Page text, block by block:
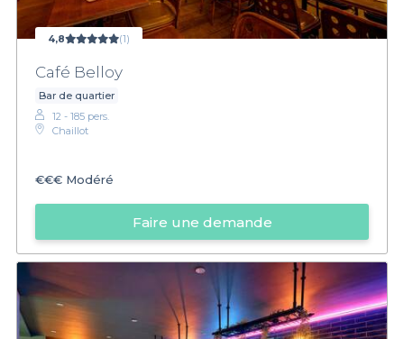
4,8 (1)
Café Belloy
Bar de quartier
12 - 185 pers.
Chaillot
€€€ Modéré
Faire une demande